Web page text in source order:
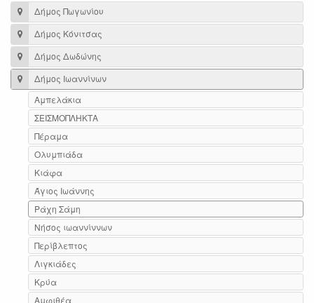
Δήμος Πωγωνίου
Δήμος Κόνιτσας
Δήμος Δωδώνης
Δήμος Ιωαννίνων
Αμπελάκια
ΣΕΙΣΜΟΠΛΗΚΤΑ
Πέραμα
Ολυμπιάδα
Κιάφα
Άγιος Ιωάννης
Ράχη Σάμη
Νήσος ιωαννίννων
Περίβλεπτος
Λιγκιάδες
Κρύα
Αμφιθέα